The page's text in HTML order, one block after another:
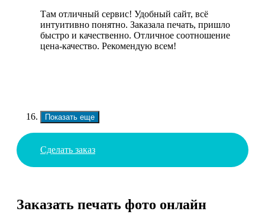
Там отличный сервис! Удобный сайт, всё
интуитивно понятно. Заказала печать, пришло
быстро и качественно. Отличное соотношение
цена-качество. Рекомендую всем!
Показать еще
Сделать заказ
Заказать печать фото онлайн